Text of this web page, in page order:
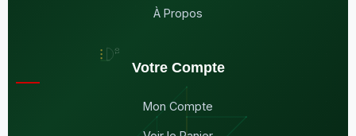
À Propos
Votre Compte
Mon Compte